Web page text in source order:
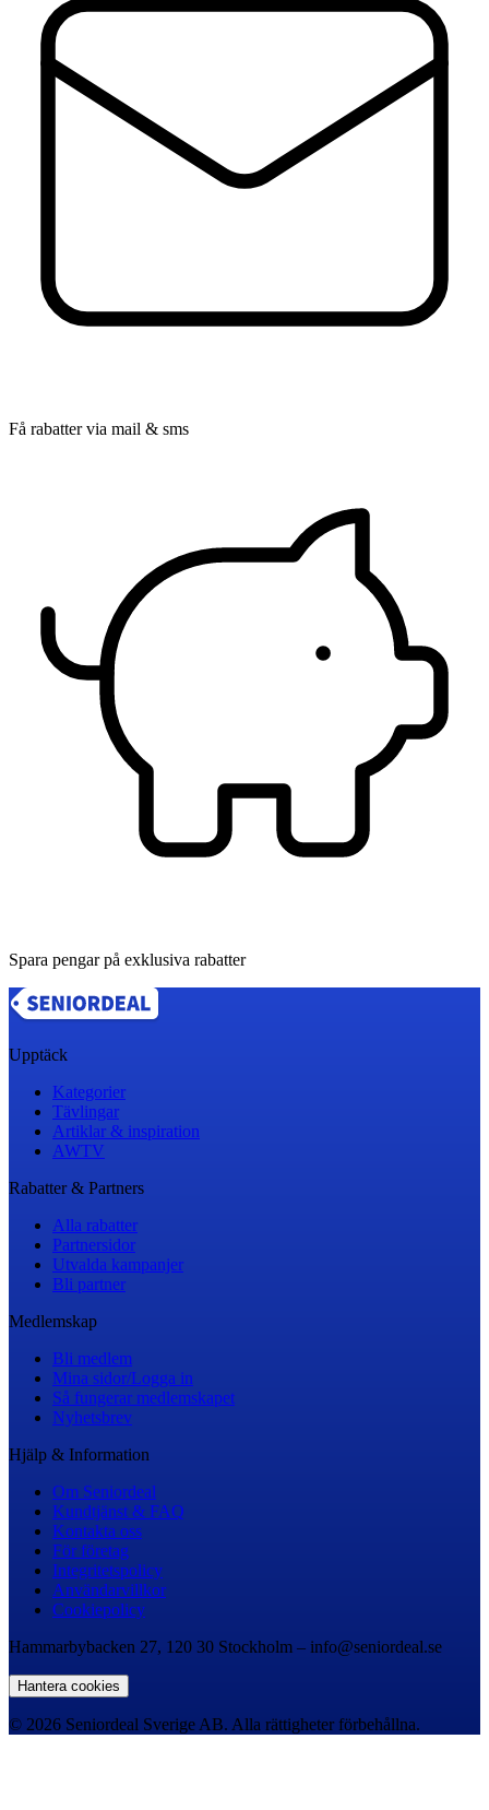
Få rabatter via mail & sms
Spara pengar på exklusiva rabatter
Upptäck
Kategorier
Tävlingar
Artiklar & inspiration
AWTV
Rabatter & Partners
Alla rabatter
Partnersidor
Utvalda kampanjer
Bli partner
Medlemskap
Bli medlem
Mina sidor/Logga in
Så fungerar medlemskapet
Nyhetsbrev
Hjälp & Information
Om Seniordeal
Kundtjänst & FAQ
Kontakta oss
För företag
Integritetspolicy
Användarvillkor
Cookiepolicy
Hammarbybacken 27, 120 30 Stockholm – info@seniordeal.se
Hantera cookies
© 2026 Seniordeal Sverige AB. Alla rättigheter förbehållna.